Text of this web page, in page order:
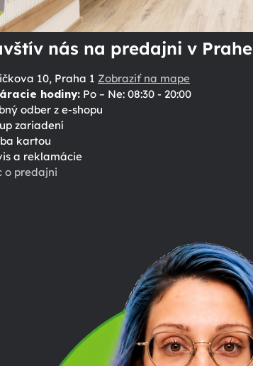
nás na predajni v Prahe
10, Praha 1 Zobraziť na mape
hodiny:Po – Ne: 08:30 - 20:00
odber z e-shopu
zariadení
kartou
a reklamácie
o predajni